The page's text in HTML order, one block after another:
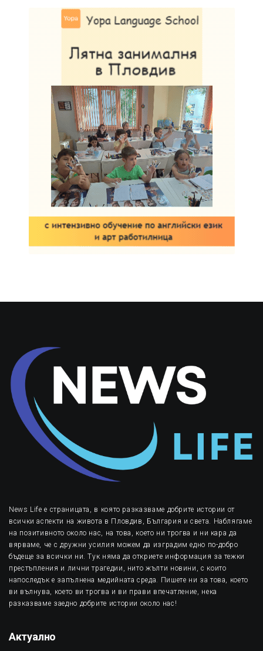
News Life е страницата, в която разказваме добрите истории от
всички аспекти на живота в Пловдив, България и света. Наблягаме
на позитивното около нас, на това, което ни трогва и ни кара да
вярваме, че с дружни усилия можем да изградим едно по-добро
бъдеще за всички ни. Тук няма да откриете информация за тежки
престъпления и лични трагедии, нито жълти новини, с които
напоследък е запълнена медийната среда. Пишете ни за това, което
ви вълнува, което ви трогва и ви прави впечатление, нека
разказваме заедно добрите истории около нас!
Актуално